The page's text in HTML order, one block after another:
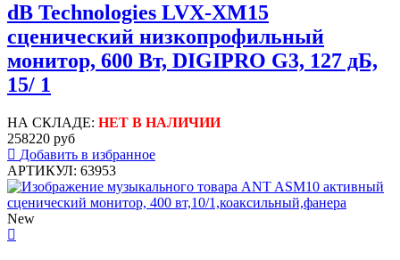
dB Technologies LVX-XM15
сценический низкопрофильный
монитор, 600 Вт, DIGIPRO G3, 127 дБ,
15/ 1
НА СКЛАДЕ: НЕТ В НАЛИЧИИ
258220 руб
Добавить в избранное
АРТИКУЛ: 63953
New